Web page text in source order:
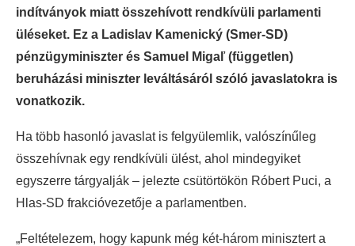
indítványok miatt összehívott rendkívüli parlamenti
üléseket. Ez a Ladislav Kamenický (Smer-SD)
pénzügyminiszter és Samuel Migaľ (független)
beruházási miniszter leváltásáról szóló javaslatokra is
vonatkozik.
Ha több hasonló javaslat is felgyülemlik, valószínűleg
összehívnak egy rendkívüli ülést, ahol mindegyiket
egyszerre tárgyalják – jelezte csütörtökön Róbert Puci, a
Hlas-SD frakcióvezetője a parlamentben.
„Feltételezem, hogy kapunk még két-három minisztert a